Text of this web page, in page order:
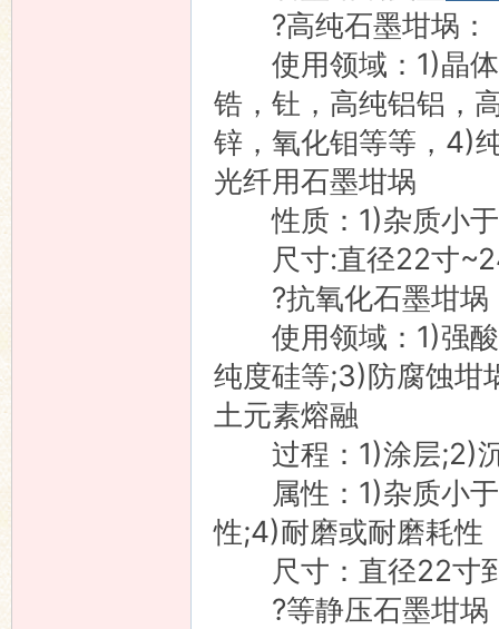
?高纯石墨坩埚：
使用领域：1)晶体
锆，钍，高纯铝铝，
锌，氧化钼等等，4)
光纤用石墨坩埚
性质：1)杂质小于
尺寸:直径22寸
?抗氧化石墨坩埚
使用领域：1)强酸
纯度硅等;3)防腐蚀坩
土元素熔融
过程：1)涂层;2)
属性：1)杂质小于
性;4)耐磨或耐磨耗性
尺寸：直径22寸
?等静压石墨坩埚